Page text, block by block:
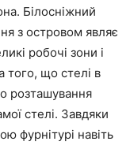
Білосніжний
з островом являє
робочі зони і
того, що стелі в
розташування
стелі. Завдяки
фурнітурі навіть